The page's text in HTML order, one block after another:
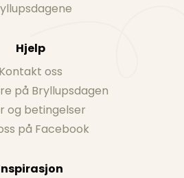
Hjelp
Kontakt oss
på Bryllupsdagen
og betingelser
på Facebook